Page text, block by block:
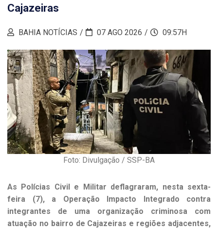
Cajazeiras
BAHIA NOTÍCIAS 07 AGO 2026 09:57H
Foto: Divulgação / SSP-BA
As Polícias Civil e Militar deflagraram, nesta sexta-
feira (7), a Operação Impacto Integrado contra
integrantes de uma organização criminosa com
atuação no bairro de Cajazeiras e regiões adjacentes,